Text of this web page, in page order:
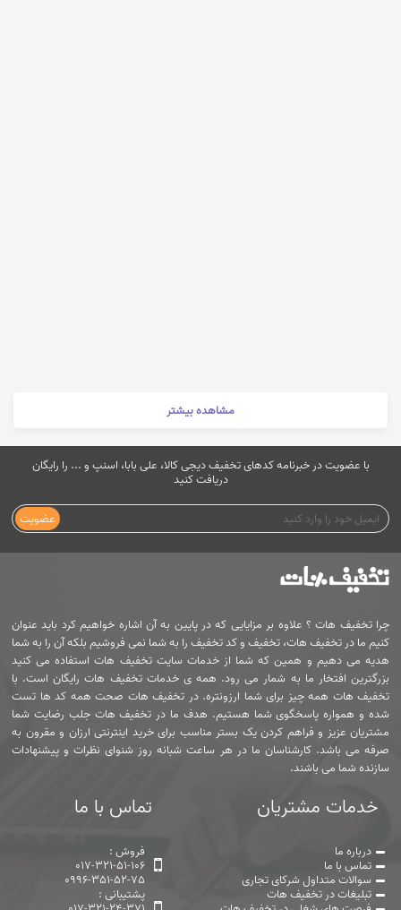
مشاهده بیشتر
با عضویت در خبرنامه کدهای تخفیف دیجی کالا، علی بابا، اسنپ و ... را رایگان
دریافت کنید
عضویت
چرا تخفیف هات ؟ علاوه بر مزایایی که در پایین به آن اشاره خواهیم کرد باید عنوان
کنیم ما در تخفیف هات، تخفیف و کد تخفیف را به شما نمی فروشیم بلکه آن را به شما
هدیه می دهیم و همین که شما از خدمات سایت تخفیف هات استفاده می کنید
بزرگترین افتخار ما به شمار می رود. همه ی خدمات تخفیف هات رایگان است. با
تخفیف هات همه چیز برای شما ارزونتره. در تخفیف هات صحت همه کد ها تست
شده و همواره پاسخگوی شما هستیم. هدف ما در تخفیف هات جلب رضایت شما
مشتریان عزیز و فراهم کردن یک بستر مناسب برای خرید اینترنتی ارزان و مقرون به
صرفه می باشد. کارشناسان ما در هر ساعت شبانه روز شنوای نظرات و پیشنهادات
سازنده شما می باشند.
خدمات مشتریان
درباره ما
تماس با ما
سوالات متداول شرکای تجاری
تبلیغات در تخفیف هات
تماس با ما
فروش :
017-321-51-106
0996-351-52-75
پشتیبانی :